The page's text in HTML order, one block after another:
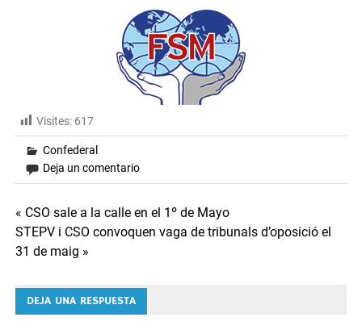
Visites: 617
Confederal
Deja un comentario
Navegación
de
entradas
« CSO sale a la calle en el 1º de Mayo
STEPV i CSO convoquen vaga de tribunals d’oposició el
31 de maig »
DEJA UNA RESPUESTA